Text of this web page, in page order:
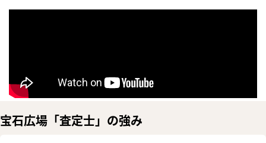
宝石広場「査定士」の強み